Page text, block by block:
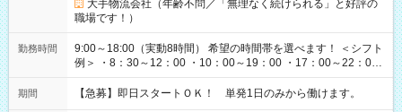
大手物流会社（年齢不問／「無理なく続けられる」と好評の
職場です！）
勤務時間
9:00～18:00（実動8時間） 希望の時間帯を選べます！ ＜シフト
例＞ ・8：30～12：00 ・10：00～19：00 ・17：00～22：00
・13：00～22：00 ・22：00～翌6：00 など
期間 【急募】即日スタートＯＫ！ 単発1日のみから働けます。